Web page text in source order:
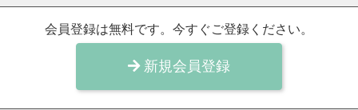
会員登録は無料です。今すぐご登録ください。
新規会員登録